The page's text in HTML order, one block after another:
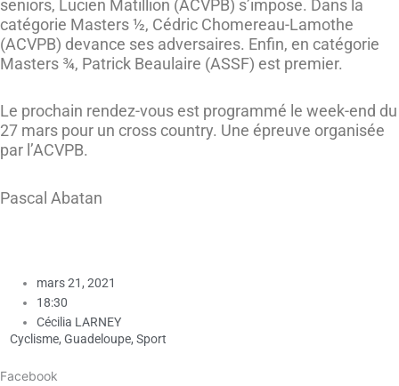
seniors, Lucien Matillion (ACVPB) s’impose. Dans la
catégorie Masters ½, Cédric Chomereau-Lamothe
(ACVPB) devance ses adversaires. Enfin, en catégorie
Masters ¾, Patrick Beaulaire (ASSF) est premier.
Le prochain rendez-vous est programmé le week-end du
27 mars pour un cross country. Une épreuve organisée
par l’ACVPB.
Pascal Abatan
mars 21, 2021
18:30
Cécilia LARNEY
Cyclisme, Guadeloupe, Sport
Facebook